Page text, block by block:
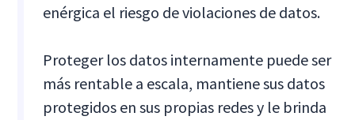
enérgica el riesgo de violaciones de datos.
Proteger los datos internamente puede ser
más rentable a escala, mantiene sus datos
protegidos en sus propias redes y le brinda